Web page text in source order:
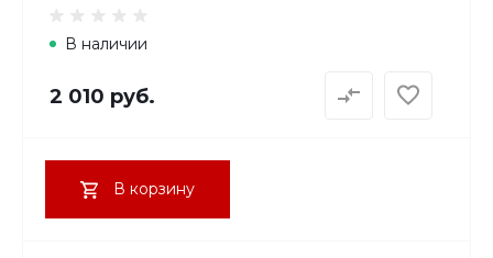
В наличии
2 010 руб.
В корзину